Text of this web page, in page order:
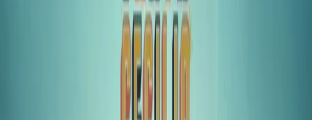
BLONDE REDHEAD
TAN BIÓNICA